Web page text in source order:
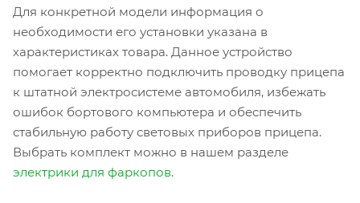
Для конкретной модели информация о
необходимости его установки указана в
характеристиках товара. Данное устройство
помогает корректно подключить проводку прицепа
к штатной электросистеме автомобиля, избежать
ошибок бортового компьютера и обеспечить
стабильную работу световых приборов прицепа.
Выбрать комплект можно в нашем разделе
электрики для фаркопов.